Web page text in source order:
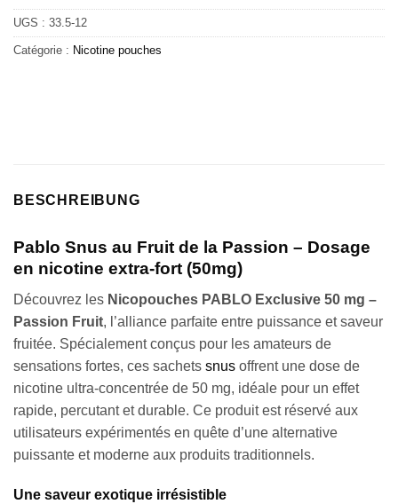
UGS : 33.5-12
Catégorie : Nicotine pouches
BESCHREIBUNG
Pablo Snus au Fruit de la Passion – Dosage
en nicotine extra-fort (50mg)
Découvrez les Nicopouches PABLO Exclusive 50 mg –
Passion Fruit, l’alliance parfaite entre puissance et saveur
fruitée. Spécialement conçus pour les amateurs de
sensations fortes, ces sachets snus offrent une dose de
nicotine ultra-concentrée de 50 mg, idéale pour un effet
rapide, percutant et durable. Ce produit est réservé aux
utilisateurs expérimentés en quête d’une alternative
puissante et moderne aux produits traditionnels.
Une saveur exotique irrésistible